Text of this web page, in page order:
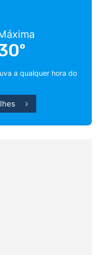
a qualquer hora do